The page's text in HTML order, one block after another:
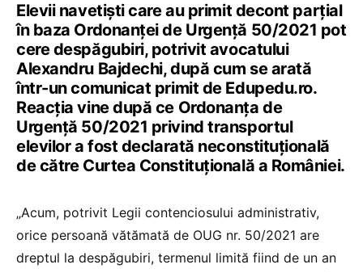
Elevii navetiști care au primit decont parțial
în baza Ordonanței de Urgență 50/2021 pot
cere despăgubiri, potrivit avocatului
Alexandru Bajdechi, după cum se arată
într-un comunicat primit de Edupedu.ro.
Reacția vine după ce Ordonanța de
Urgență 50/2021 privind transportul
elevilor a fost declarată neconstituțională
de către Curtea Constituțională a României.
„Acum, potrivit Legii contenciosului administrativ,
orice persoană vătămată de OUG nr. 50/2021 are
dreptul la despăgubiri, termenul limită fiind de un an